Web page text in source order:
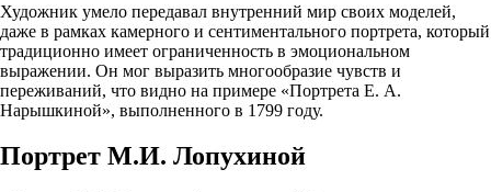
Художник умело передавал внутренний мир своих моделей,
даже в рамках камерного и сентиментального портрета, который
традиционно имеет ограниченность в эмоциональном
выражении. Он мог выразить многообразие чувств и
переживаний, что видно на примере «Портрета Е. А.
Нарышкиной», выполненного в 1799 году.
Портрет М.И. Лопухиной